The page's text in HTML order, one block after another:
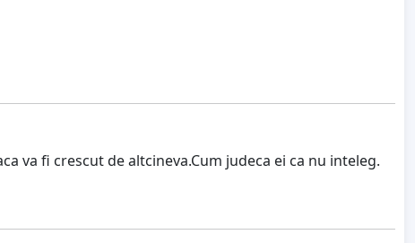
va fi crescut de altcineva.Cum judeca ei ca nu inteleg.